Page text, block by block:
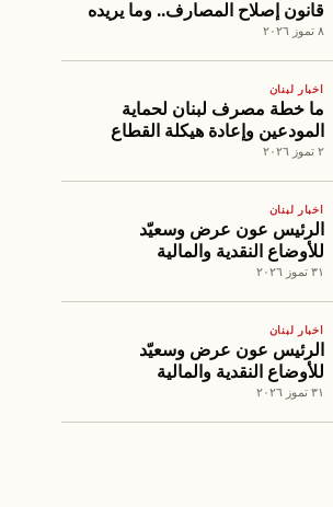
قانون إصلاح المصارف.. وما يريده
صندوق النقد!
٨ تموز ٢٠٢٦
اخبار لبنان
ما خطة مصرف لبنان لحماية
المودعين وإعادة هيكلة القطاع
المصرفي؟
٢ تموز ٢٠٢٦
اخبار لبنان
الرئيس عون عرض وسعيّد
للأوضاع النقدية والمالية
٣١ تموز ٢٠٢٦
اخبار لبنان
الرئيس عون عرض وسعيّد
للأوضاع النقدية والمالية
٣١ تموز ٢٠٢٦